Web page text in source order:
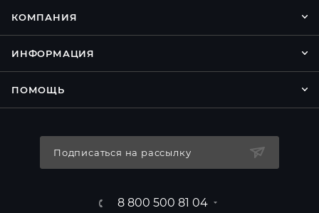
КОМПАНИЯ
ИНФОРМАЦИЯ
ПОМОЩЬ
Подписаться на рассылку
8 800 500 81 04